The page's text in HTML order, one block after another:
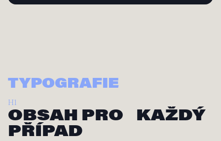
TYPOGRAFIE
H1
OBSAH PRO KAŽDÝ
PŘÍPAD